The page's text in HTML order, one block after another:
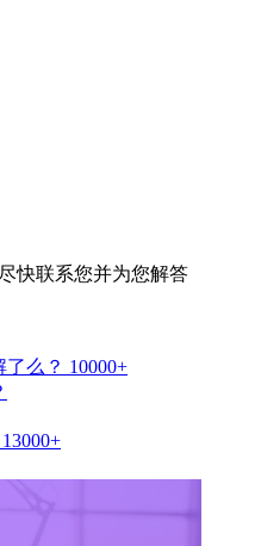
快联系您并为您解答
么？ 10000+
13000+